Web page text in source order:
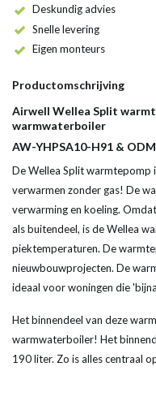
Deskundig advies
Snelle levering
Eigen monteurs
Productomschrijving
Airwell Wellea Split
warmwaterboiler
AW-YHPSA10-H91 &
De Wellea Split warmtepomp
verwarmen zonder gas! De
verwarming en koeling.
als buitendeel, is de Wellea
piektemperaturen. De
nieuwbouwprojecten. De
ideaal voor woningen die
Het binnendeel van deze
warmwaterboiler! Het
190 liter. Zo is alles centraal